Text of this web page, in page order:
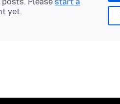
Please start a
yet.